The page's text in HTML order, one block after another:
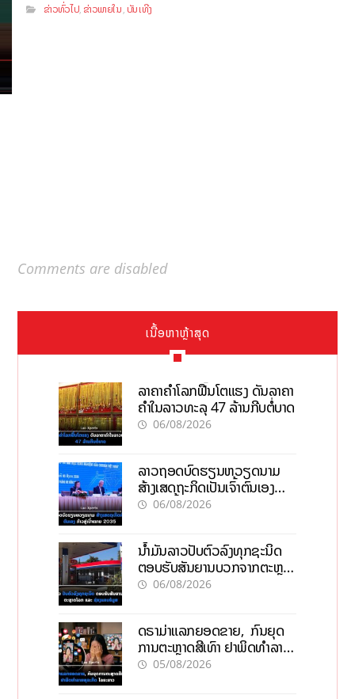
ຂ່າວທົ່ວໄປ ຂ່າວພາຍໃນ ,ບັນເທີງ
Comments are disabled
ເນື້ອຫາຫຼ້າສຸດ
ລາຄາຄຳໂລກຟື້ນໂຕແຮງ ດັນລາຄາ
ຄຳໃນລາວທະລຸ 47 ລ້ານກີບຕໍ່ບາດ
06/08/2026
ລາວຖອດບົດຮຽນຫວຽດນາມ
ສ້າງເສດຖະກິດເປັນເຈົ້າຕົນເອງ
ກ້າວສູ່ເປົ້າໝາຍ 2035
06/08/2026
ນໍ້າມັນລາວປັບຕົວລົງທຸກຊະນິດ
ຕອບຮັບສັນຍານບວກຈາກຕະຫຼາດ
ໂລກ ແລະ ຊ່ອງແຄບຮໍມູສ
06/08/2026
ດຣາມ່າແລກຍອດຂາຍ, ກົນຍຸດ
ການຕະຫຼາດສີເທົາ ຢາພິດທຳລາຍ
ທຸລະກິດ ໄລຍະຍາວ
05/08/2026